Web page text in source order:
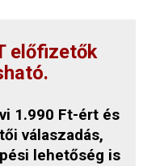
előfizetők
1.990 Ft-ért és
válaszadás,
lehetőség is